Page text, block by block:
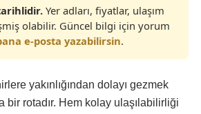
Yer adları, fiyatlar, ulaşım
olabilir. Güncel bilgi için yorum
e-posta yazabilirsin.
bir rotadır. Hem kolay ulaşılabilirliği